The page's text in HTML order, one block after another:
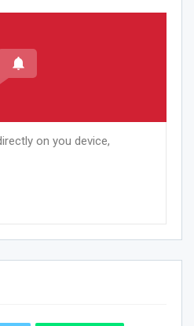
on you device,